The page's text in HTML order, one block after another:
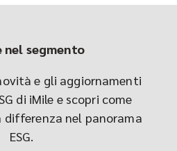
nel segmento
e gli aggiornamenti
di iMile e scopri come
nel panorama
ESG.